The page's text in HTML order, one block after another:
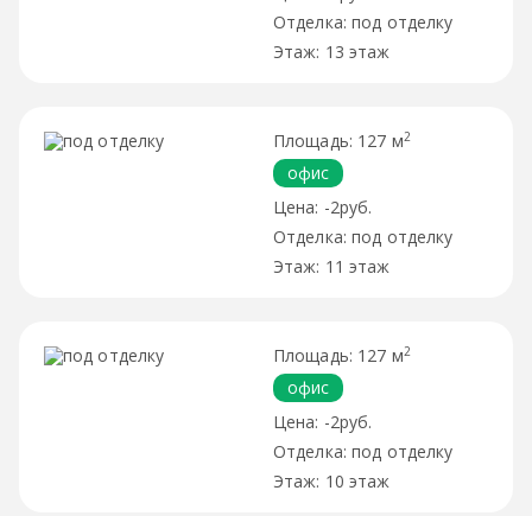
под отделку
13 этаж
127 м2
офис
-2руб.
под отделку
11 этаж
127 м2
офис
-2руб.
под отделку
10 этаж